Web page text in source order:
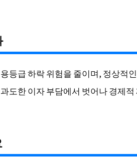
등급 하락 위험을 줄이며, 정상적
도한 이자 부담에서 벗어나 경제